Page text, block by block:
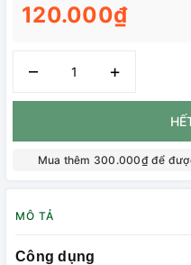
120.000₫
– +
Mua thêm 300.000₫ để
MÔ TẢ
Công dụng